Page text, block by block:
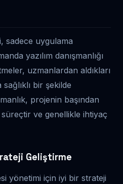
sadece uygulama
yazılım danışmanlığı
uzmanlardan aldıkları
bir şekilde
projenin başından
ve genellikle ihtiyaç
Geliştirme
yönetimi için iyi bir strateji